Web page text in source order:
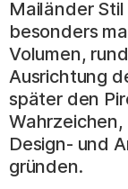
Mailänder
besonders
Volumen,
Ausrichtung
später den
Design- und
gründen.